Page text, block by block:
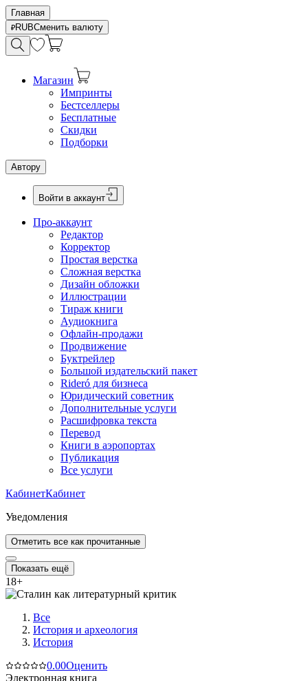
Главная
RUBСменить валюту
Магазин
Импринты
Бестселлеры
Бесплатные
Скидки
Подборки
Автору
Войти в аккаунт
Про-аккаунт
Редактор
Корректор
Простая верстка
Сложная верстка
Дизайн обложки
Иллюстрации
Тираж книги
Аудиокнига
Офлайн-продажи
Продвижение
Буктрейлер
Большой издательский пакет
Rideró для бизнеса
Юридический советник
Дополнительные услуги
Расшифровка текста
Перевод
Книги в аэропортах
Публикация
Все услуги
КабинетКабинет
Уведомления
Отметить все как прочитанные
Показать ещё
18+
Все
История и археология
История
0.00Оценить
Электронная книга